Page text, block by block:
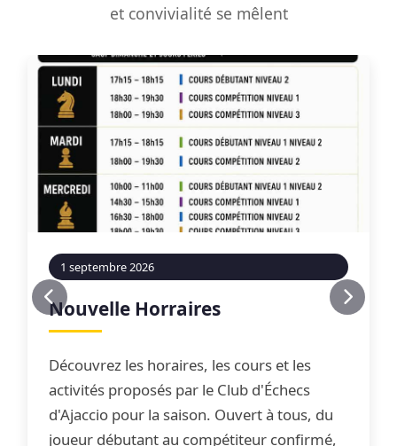
et convivialité se mêlent
1 septembre 2026
Nouvelle Horraires
Découvrez les horaires, les cours et les
activités proposés par le Club d'Échecs
d'Ajaccio pour la saison. Ouvert à tous, du
joueur débutant au compétiteur confirmé,